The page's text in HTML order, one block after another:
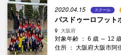
2020.04.15 スクール
パスドゥーロフット
大阪府
対象年齢 ： 6 歳 ～ 12
住所 ： 大阪府大阪市阿